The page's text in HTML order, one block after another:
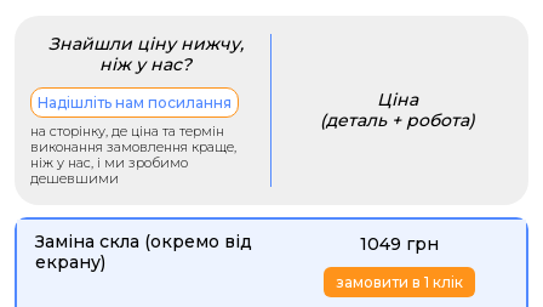
Знайшли ціну нижчу,
ніж у нас?
Надішліть нам посилання
на сторінку, де ціна та термін
виконання замовлення краще,
ніж у нас, і ми зробимо
дешевшими
Ціна
(деталь + робота)
Заміна скла (окремо від
екрану)
1049 грн
замовити в 1 клік